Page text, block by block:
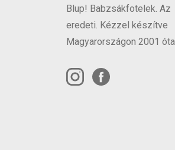
Blup! Babzsákfotelek. Az
eredeti. Kézzel készítve
Magyarországon 2001 óta